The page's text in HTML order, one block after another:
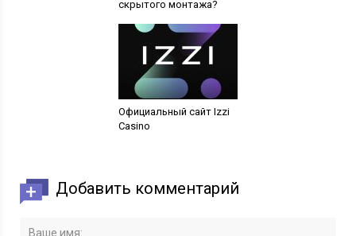
скрытого монтажа?
Официальный сайт Izzi
Casino
Добавить комментарий